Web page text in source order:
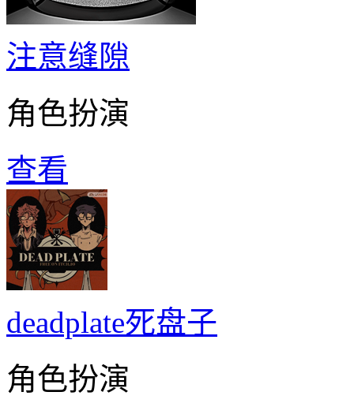
注意缝隙
角色扮演
查看
deadplate死盘子
角色扮演